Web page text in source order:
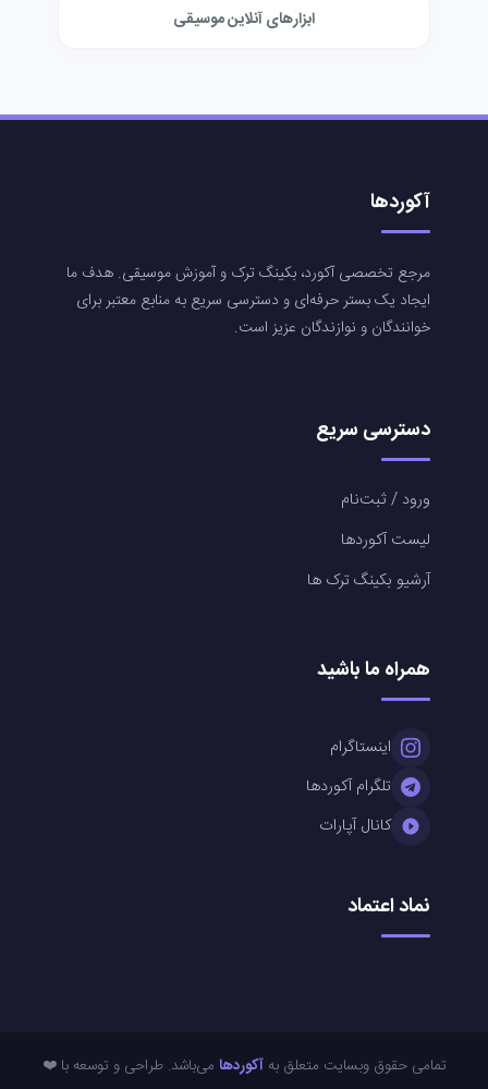
ابزارهای آنلاین موسیقی
آکوردها
مرجع تخصصی آکورد، بکینگ ترک و آموزش موسیقی. هدف ما
ایجاد یک بستر حرفه‌ای و دسترسی سریع به منابع معتبر برای
خوانندگان و نوازندگان عزیز است.
دسترسی سریع
ورود / ثبت‌نام
لیست آکوردها
آرشیو بکینگ ترک ها
همراه ما باشید
اینستاگرام
تلگرام آکوردها
کانال آپارات
نماد اعتماد
تمامی حقوق وبسایت متعلق بهآکوردها می‌باشد. طراحی و توسعه با ❤️